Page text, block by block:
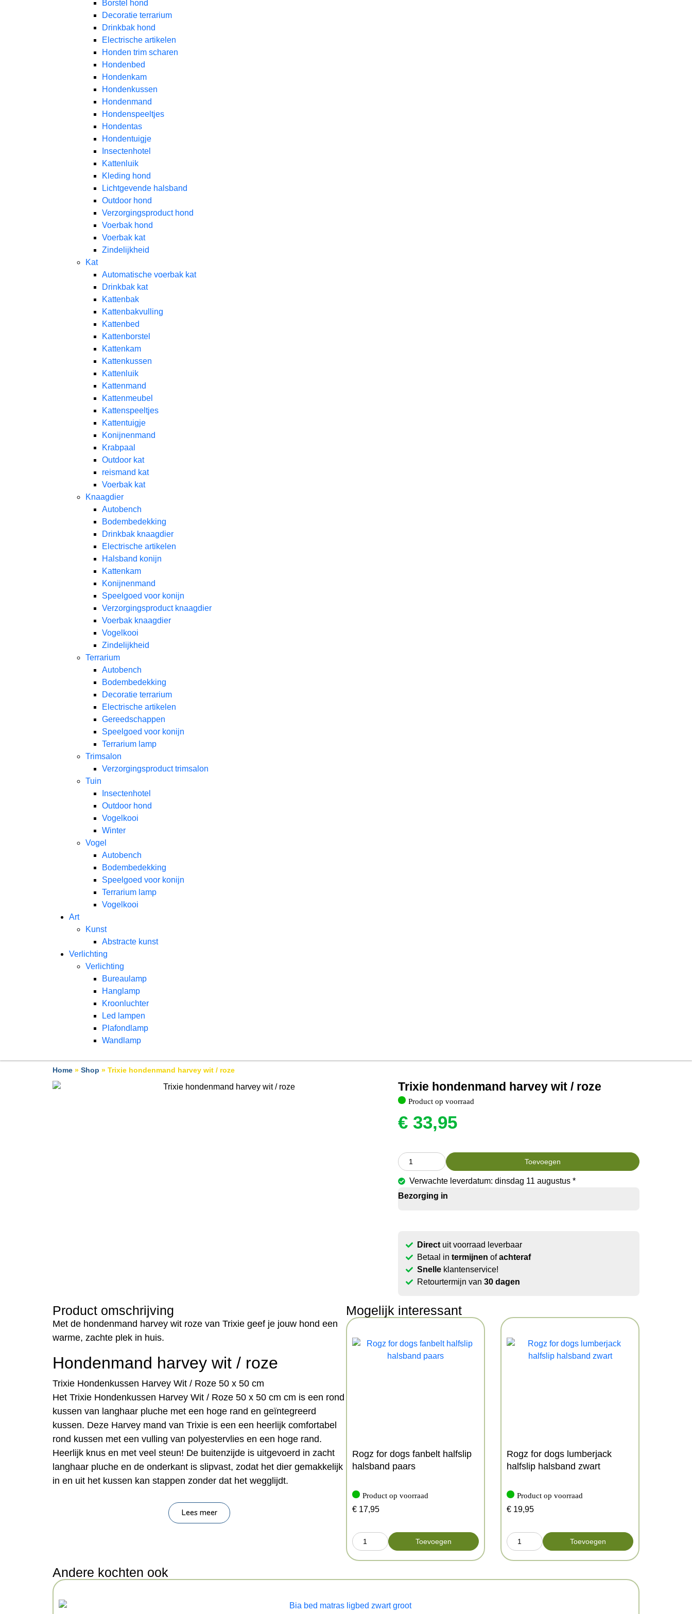
Borstel hond
Decoratie terrarium
Drinkbak hond
Electrische artikelen
Honden trim scharen
Hondenbed
Hondenkam
Hondenkussen
Hondenmand
Hondenspeeltjes
Hondentas
Hondentuigje
Insectenhotel
Kattenluik
Kleding hond
Lichtgevende halsband
Outdoor hond
Verzorgingsproduct hond
Voerbak hond
Voerbak kat
Zindelijkheid
Kat
Automatische voerbak kat
Drinkbak kat
Kattenbak
Kattenbakvulling
Kattenbed
Kattenborstel
Kattenkam
Kattenkussen
Kattenluik
Kattenmand
Kattenmeubel
Kattenspeeltjes
Kattentuigje
Konijnenmand
Krabpaal​
Outdoor kat
reismand kat​
Voerbak kat
Knaagdier
Autobench
Bodembedekking
Drinkbak knaagdier
Electrische artikelen
Halsband konijn
Kattenkam
Konijnenmand
Speelgoed voor konijn​
Verzorgingsproduct knaagdier
Voerbak knaagdier
Vogelkooi
Zindelijkheid
Terrarium
Autobench
Bodembedekking
Decoratie terrarium
Electrische artikelen
Gereedschappen
Speelgoed voor konijn
Terrarium lamp
Trimsalon
Verzorgingsproduct trimsalon
Tuin
Insectenhotel
Outdoor hond
Vogelkooi
Winter
Vogel
Autobench
Bodembedekking
Speelgoed voor konijn
Terrarium lamp
Vogelkooi
Art
Kunst
Abstracte kunst
Verlichting
Verlichting
Bureaulamp
Hanglamp
Kroonluchter
Led lampen
Plafondlamp
Wandlamp
Home » Shop » Trixie hondenmand harvey wit / roze
Trixie hondenmand harvey wit / roze
Product op voorraad
€33,95
Toevoegen
Verwachte leverdatum: dinsdag 11 augustus *
Bezorging in
Direct uit voorraad leverbaar
Betaal intermijnen ofachteraf
Snelle klantenservice!
Retourtermijn van30 dagen
Product omschrijving
Met de hondenmand harvey wit roze van Trixie geef je jouw hond een
warme, zachte plek in huis.
Hondenmand harvey wit / roze
Trixie Hondenkussen Harvey Wit / Roze 50 x 50 cm
Het Trixie Hondenkussen Harvey Wit / Roze 50 x 50 cm cm is een rond
kussen van langhaar pluche met een hoge rand en geïntegreerd
kussen. Deze Harvey mand van Trixie is een een heerlijk comfortabel
rond kussen met een vulling van polyestervlies en een hoge rand.
Heerlijk knus en met veel steun! De buitenzijde is uitgevoerd in zacht
langhaar pluche en de onderkant is slipvast, zodat het dier gemakkelijk
in en uit het kussen kan stappen zonder dat het wegglijdt.
– Heerlijk zacht hondenkussen van lang pluche
Afmetingen: 50 x 50 cm
Kenmerken: 50×50 cm
Lees meer
Mogelijk interessant
Rogz for dogs fanbelt halfslip
halsband paars
Product op voorraad
€ 17,95
Toevoegen
Rogz for dogs lumberjack
halfslip halsband zwart
Product op voorraad
€ 19,95
Toevoegen
Andere kochten ook